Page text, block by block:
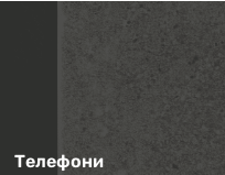
Телефони